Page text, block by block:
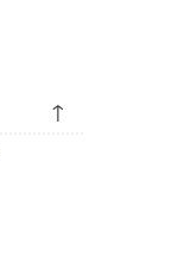
↑